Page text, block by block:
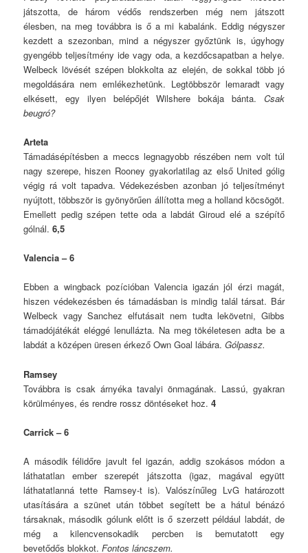
játszotta, de három védős rendszerben még nem játszott
élesben, na meg továbbra is ő a mi kabalánk. Eddig négyszer
kezdett a szezonban, mind a négyszer győztünk is, úgyhogy
gyengébb teljesítmény ide vagy oda, a kezdőcsapatban a helye.
Welbeck lövését szépen blokkolta az elején, de sokkal több jó
megoldására nem emlékezhetünk. Legtöbbször lemaradt vagy
elkésett, egy ilyen belépőjét Wilshere bokája bánta. Csak
beugró?
Arteta
Támadásépítésben a meccs legnagyobb részében nem volt túl
nagy szerepe, hiszen Rooney gyakorlatilag az első United gólig
végig rá volt tapadva. Védekezésben azonban jó teljesítményt
nyújtott, többször is gyönyörűen állította meg a holland köcsögöt.
Emellett pedig szépen tette oda a labdát Giroud elé a szépítő
gólnál.6,5
Valencia – 6
Ebben a wingback pozícióban Valencia igazán jól érzi magát,
hiszen védekezésben és támadásban is mindig talál társat. Bár
Welbeck vagy Sanchez elfutásait nem tudta lekövetni, Gibbs
támadójátékát eléggé lenullázta. Na meg tökéletesen adta be a
labdát a középen üresen érkező Own Goal lábára.Gólpassz.
Ramsey
Továbbra is csak árnyéka tavalyi önmagának. Lassú, gyakran
körülményes, és rendre rossz döntéseket hoz.4
Carrick – 6
A második félidőre javult fel igazán, addig szokásos módon a
láthatatlan ember szerepét játszotta (igaz, magával együtt
láthatatlanná tette Ramsey-t is). Valószínűleg LvG határozott
utasítására a szünet után többet segített be a hátul bénázó
társaknak, második gólunk előtt is ő szerzett például labdát, de
még a kilencvensokadik percben is bemutatott egy
bevetődős blokkot. Fontos láncszem.